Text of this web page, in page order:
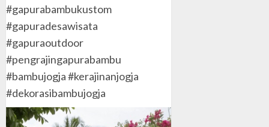
#gapurabambukustom
#gapuradesawisata
#gapuraoutdoor
#pengrajingapurabambu
#bambujogja #kerajinanjogja
#dekorasibambujogja